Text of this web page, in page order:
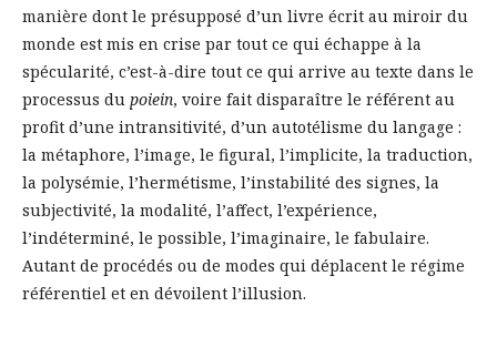
manière dont le présupposé d’un livre écrit au miroir du
monde est mis en crise par tout ce qui échappe à la
spécularité, c’est-à-dire tout ce qui arrive au texte dans le
processus du poiein, voire fait disparaître le référent au
profit d’une intransitivité, d’un autotélisme du langage :
la métaphore, l’image, le figural, l’implicite, la traduction,
la polysémie, l’hermétisme, l’instabilité des signes, la
subjectivité, la modalité, l’affect, l’expérience,
l’indéterminé, le possible, l’imaginaire, le fabulaire.
Autant de procédés ou de modes qui déplacent le régime
référentiel et en dévoilent l’illusion.